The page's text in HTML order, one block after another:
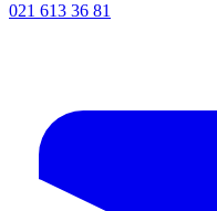
021 613 36 81